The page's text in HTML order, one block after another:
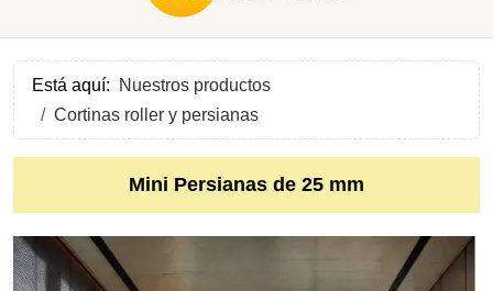
Está aquí:
Nuestros productos
Cortinas roller y persianas
Mini Persianas de 25 mm